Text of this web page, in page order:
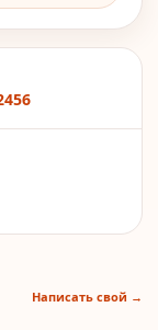
Написать свой →